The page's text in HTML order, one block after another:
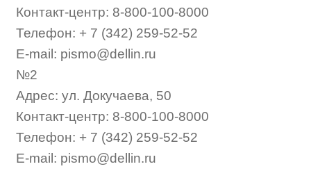
Контакт-центр: 8-800-100-8000
Телефон: + 7 (342) 259-52-52
E-mail: pismo@dellin.ru
№2
Адрес: ул. Докучаева, 50
Контакт-центр: 8-800-100-8000
Телефон: + 7 (342) 259-52-52
E-mail: pismo@dellin.ru